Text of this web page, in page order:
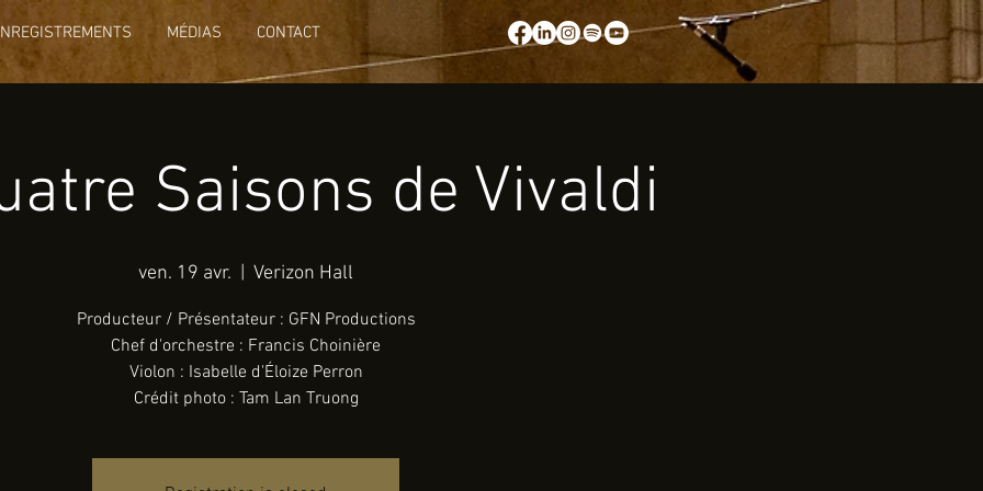
MÉDIAS CONTACT
Saisons de Vivaldi
ven. 19 avr. Verizon Hall
Producteur / Présentateur : GFN Productions
Chef d'orchestre : Francis Choinière
Violon : Isabelle d'Éloize Perron
Crédit photo : Tam Lan Truong